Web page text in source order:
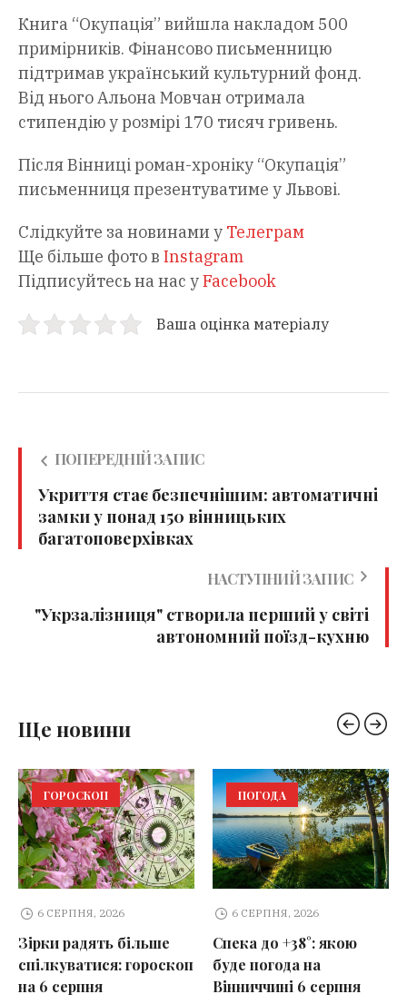
Книга “Окупація” вийшла накладом 500
примірників. Фінансово письменницю
підтримав український культурний фонд.
Від нього Альона Мовчан отримала
стипендію у розмірі 170 тисяч гривень.
Після Вінниці роман-хроніку “Окупація”
письменниця презентуватиме у Львові.
Слідкуйте за новинами у Телеграм
Ще більше фото в Instagram
Підписуйтесь на нас уFacebook
Ваша оцінка матеріалу
ПОПЕРЕДНІЙ ЗАПИС
Укриття стає безпечнішим: автоматичні
замки у понад 150 вінницьких
багатоповерхівках
НАСТУПНИЙ ЗАПИС
"Укрзалізниця" створила перший у світі
автономний поїзд-кухню
Ще новини
ГОРОСКОП
6 СЕРПНЯ, 2026
Зірки радять більше
спілкуватися: гороскоп
на 6 серпня
ПОГОДА
6 СЕРПНЯ, 2026
Спека до +38°: якою
буде погода на
Вінниччині 6 серпня